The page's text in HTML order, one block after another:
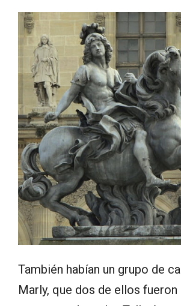
También habían un grupo de
Marly, que dos de ellos fueron